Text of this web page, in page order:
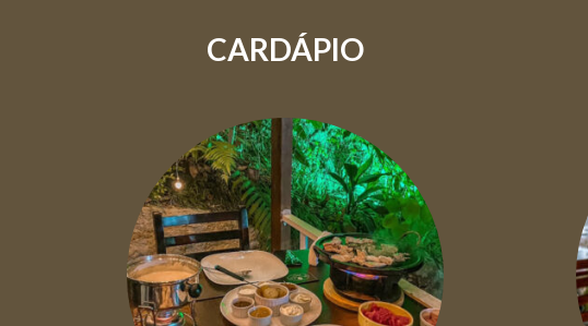
CARDÁPIO